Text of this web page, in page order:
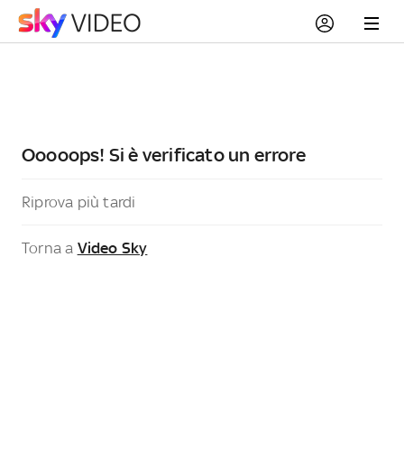
Ooooops! Si è verificato un errore
Riprova più tardi
Torna a Video Sky